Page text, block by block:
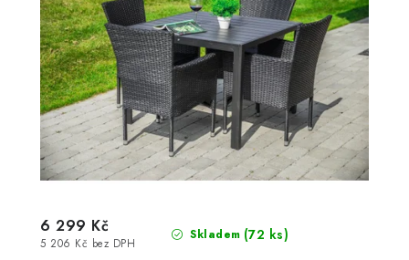
Skladem (72 ks)
5 206 Kč bez DPH
6 299 Kč